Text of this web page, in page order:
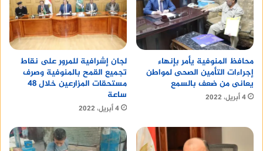
محافظ المنوفية يأمر بإنهاء
إجراءات التأمين الصحى لمواطن
يعانى من ضعف بالسمع
4 أبريل، 2022
لجان إشرافية للمرور على نقاط
تجميع القمح بالمنوفية وصرف
مستحقات المزارعين خلال 48
ساعة
4 أبريل، 2022